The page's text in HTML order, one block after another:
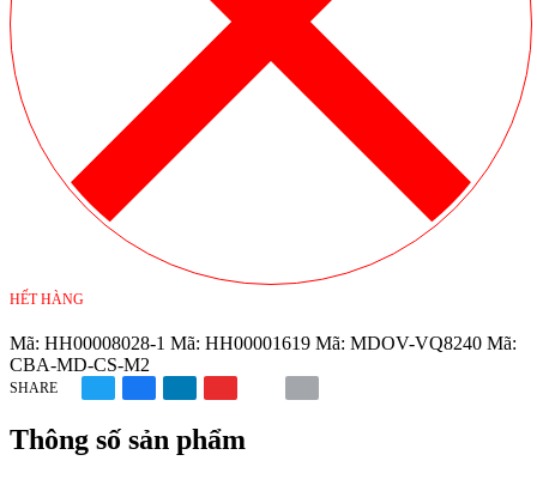
HẾT HÀNG
Mã: HH00008028-1 Mã: HH00001619 Mã: MDOV-VQ8240 Mã:
CBA-MD-CS-M2
SHARE
Thông số sản phẩm